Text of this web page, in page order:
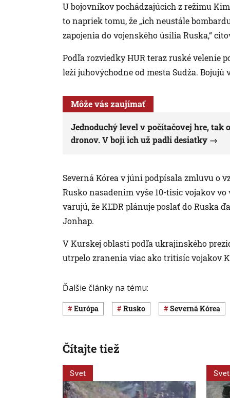
U bojovníkov pochádzajúcich z režimu
to napriek tomu, že „ich neustále
zapojenia do vojenského úsilia Ruska,“
Podľa rozviedky HUR teraz ruské velenie
leží juhovýchodne od mesta Sudža. Bojujú
Môže vás zaujímať
Jednoduchý level v počítačovej hre,
dronov. V boji ich už padli desiatky
Severná Kórea v júni podpísala zmluvu o
Rusko nasadením vyše 10-tisíc vojakov
varujú, že KĽDR plánuje poslať do Ruska
Jonhap.
V Kurskej oblasti podľa ukrajinského
utrpelo zranenia viac ako tritisíc vojakov
Ďalšie články na tému:
Európa Rusko Severná Kórea
Čítajte tiež
Svet Svet